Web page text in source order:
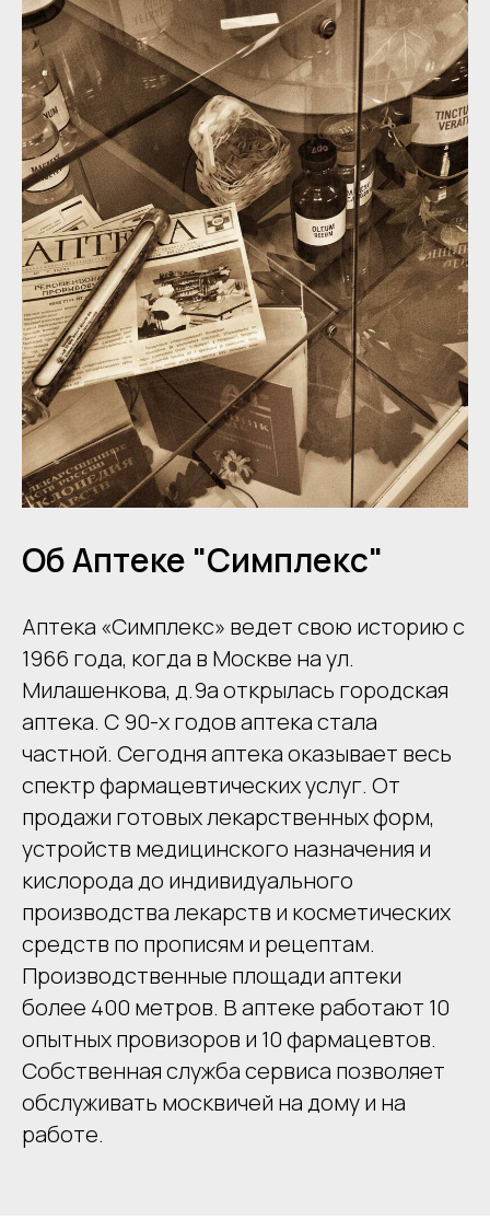
Об Аптеке "Симплекс"
Аптека «Симплекс» ведет свою историю с
1966 года, когда в Москве на ул.
Милашенкова, д.9a открылась городская
аптека. С 90-х годов аптека стала
частной. Сегодня аптека оказывает весь
спектр фармацевтических услуг. От
продажи готовых лекарственных форм,
устройств медицинского назначения и
кислорода до индивидуального
производства лекарств и косметических
средств по прописям и рецептам.
Производственные площади аптеки
более 400 метров. В аптеке работают 10
опытных провизоров и 10 фармацевтов.
Собственная служба сервиса позволяет
обслуживать москвичей на дому и на
работе.